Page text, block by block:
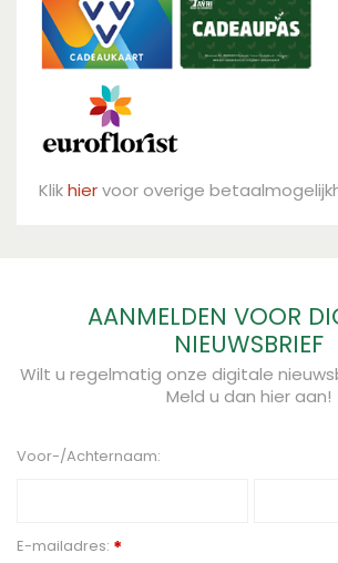
Klikhiervoor overige
AANMELDEN VOOR
NIEUWSBRIEF
Wilt u regelmatig onze digitale
Meld u dan hier aan!
Voor-/Achternaam:
E-mailadres: *